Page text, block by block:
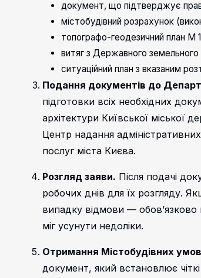
документ, що підтверджує
містобудівний розрахунок
топографо-геодезичний план М
витяг з Державного
ситуаційний план з вказаним
Подання документів до
підготовки всіх необхідних
архітектури Київської міської
Центр надання
послуг міста Києва.
Розгляд заяви. Після подачі
робочих днів для їх розгляду.
випадку відмови — обов’язково
міг усунути недоліки.
Отримання Містобудівних
документ, який встановлює